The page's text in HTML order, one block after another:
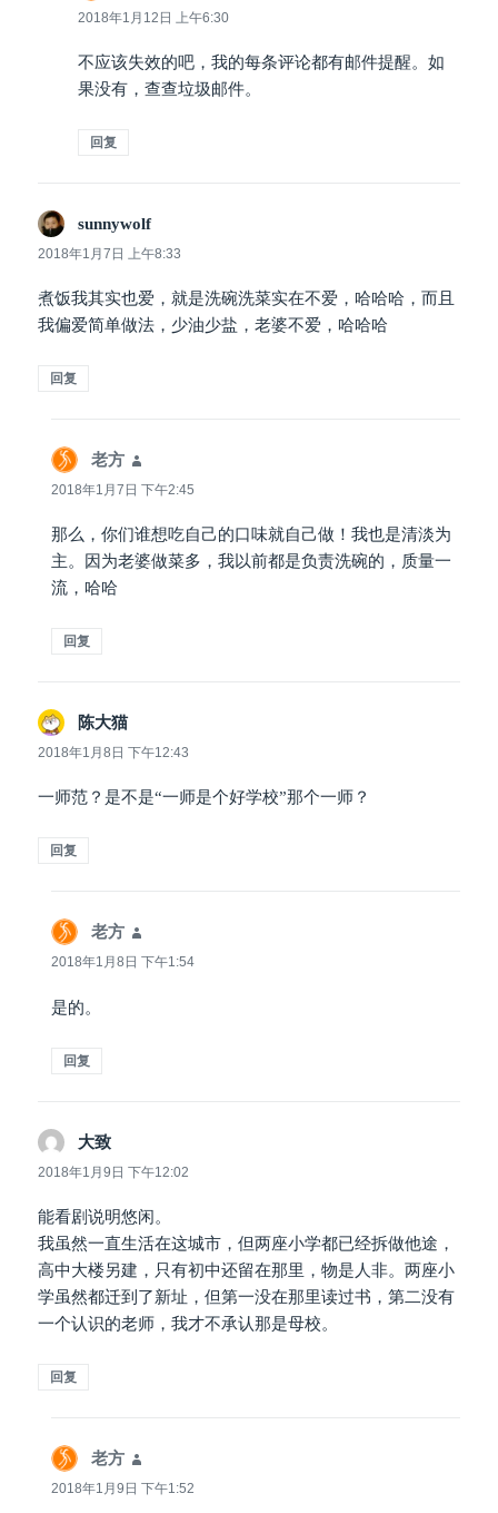
道：
2018年1月12日 上午6:30
不应该失效的吧，我的每条评论都有邮件提醒。如
果没有，查查垃圾邮件。
回复
sunnywolf说
道：
2018年1月7日 上午8:33
煮饭我其实也爱，就是洗碗洗菜实在不爱，哈哈哈，而且
我偏爱简单做法，少油少盐，老婆不爱，哈哈哈
回复
老方
道：
2018年1月7日 下午2:45
那么，你们谁想吃自己的口味就自己做！我也是清淡为
主。因为老婆做菜多，我以前都是负责洗碗的，质量一
流，哈哈
回复
陈大猫说
道：
2018年1月8日 下午12:43
一师范？是不是“一师是个好学校”那个一师？
回复
老方
道：
2018年1月8日 下午1:54
是的。
回复
大致
道：
2018年1月9日 下午12:02
能看剧说明悠闲。
我虽然一直生活在这城市，但两座小学都已经拆做他途，
高中大楼另建，只有初中还留在那里，物是人非。两座小
学虽然都迁到了新址，但第一没在那里读过书，第二没有
一个认识的老师，我才不承认那是母校。
回复
老方
道：
2018年1月9日 下午1:52